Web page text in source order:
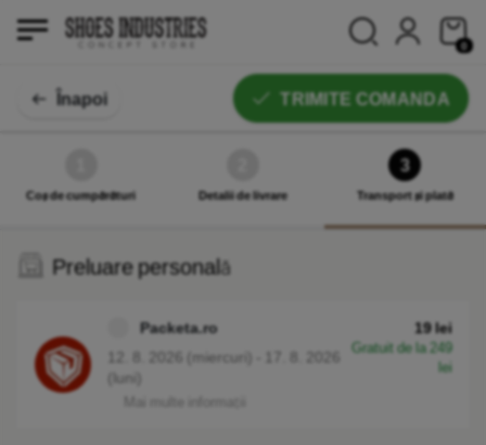
0
Înapoi TRIMITE COMANDA
Coș de cumpărături Detalii de livrare
3
Transport și plată
Preluare personală
Packeta.ro
12. 8. 2026 (miercuri) - 17. 8. 2026
(luni)
19 lei
Gratuit de la 249
lei